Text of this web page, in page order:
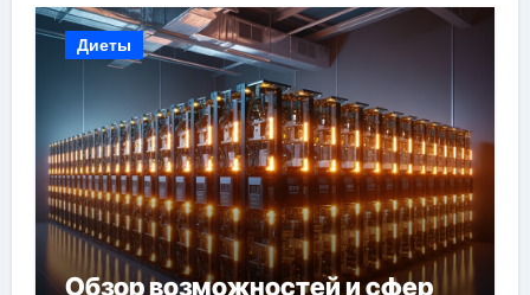
Диеты
Обзор возможностей и сфер